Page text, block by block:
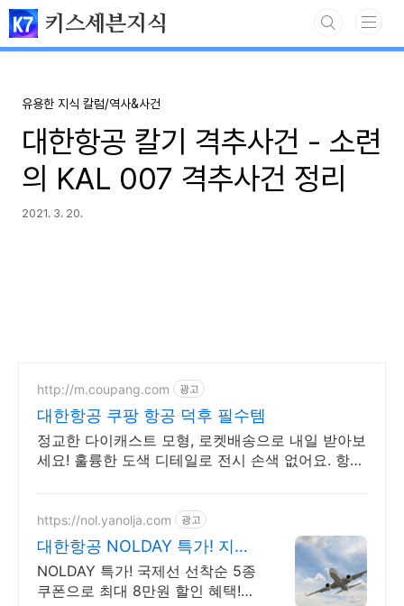
본문 바로가기
키스세븐지식
유용한 지식 칼럼/역사&사건
대한항공 칼기 격추사건 - 소련
의 KAL 007 격추사건 정리
2021. 3. 20.
http://m.coupang.com 광고
대한항공 쿠팡 항공 덕후 필수템
정교한 다이캐스트 모형, 로켓배송으로 내일 받아보
세요! 훌륭한 도색 디테일로 전시 손색 없어요. 항공
https://nol.yanolja.com 광고
대한항공 NOLDAY 특가! 지금
인기 해외노선 특가
NOLDAY 특가! 국제선 선착순 5종
쿠폰으로 최대 8만원 할인 혜택!